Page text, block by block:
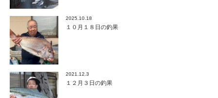
2025.10.18
１０月１８日の釣果
2021.12.3
１２月３日の釣果